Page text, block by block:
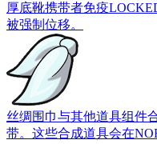
厚底靴携带者免疫
被强制位移。
丝绸围巾与其他道具组件
带。这些合成道具会在